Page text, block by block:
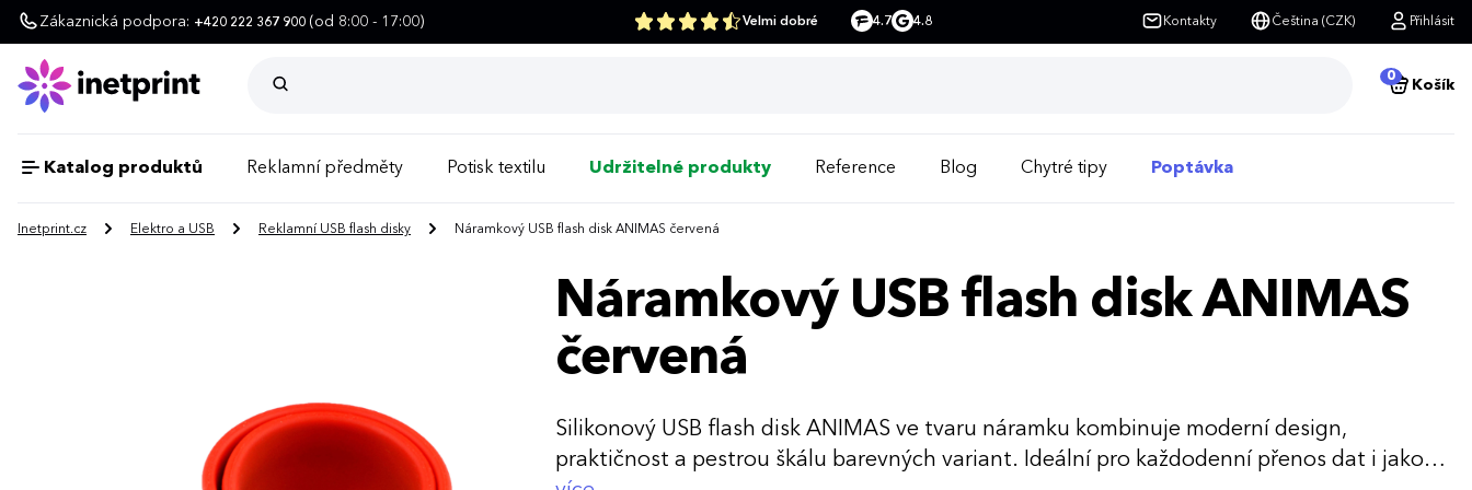
Zákaznická podpora: +420 222 367 900 (od 8:00 - 17:00) Velmi dobré 4.7 4.8 Kontakty Čeština (CZK) Přihlásit
0
Košík
Katalog produktů Reklamní předměty Potisk textilu Udržitelné produkty Reference Blog Chytré tipy Poptávka
Inetprint.cz Elektro a USB Reklamní USB flash disky Náramkový USB flash disk ANIMAS červená
Náramkový USB flash disk ANIMAS
červená
Silikonový USB flash disk ANIMAS ve tvaru náramku kombinuje moderní design,
praktičnost a pestrou škálu barevných variant. Ideální pro každodenní přenos dat i jako